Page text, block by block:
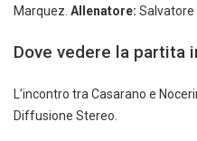
Marquez. Allenatore: Salvatore
Dove vedere la partita
L’incontro tra Casarano e
Diffusione Stereo.